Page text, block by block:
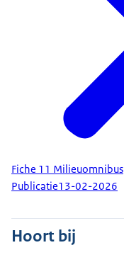
Fiche 11 Milieuomnibus
Publicatie13-02-2026
Hoort bij